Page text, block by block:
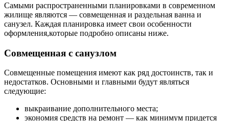
Самыми распространенными планировками в современном
жилище являются — совмещенная и раздельная ванна и
санузел. Каждая планировка имеет свои особенности
оформления,которые подробно описаны ниже.
Совмещенная с санузлом
Совмещенные помещения имеют как ряд достоинств, так и
недостатков. Основными и главными будут являться
следующие:
выкраивание дополнительного места;
экономия средств на ремонт — как минимум придется